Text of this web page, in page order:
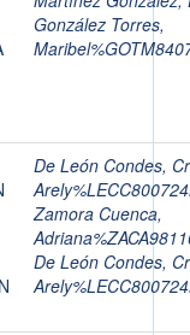
González Torres,
De León Condes,
Zamora Cuenca,
De León Condes,